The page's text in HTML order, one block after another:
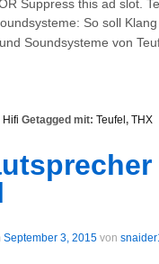
Suppress this ad slot.
So soll
Soundsysteme von
Hifi Getagged mit: Teufel , THX
September 3, 2015 von